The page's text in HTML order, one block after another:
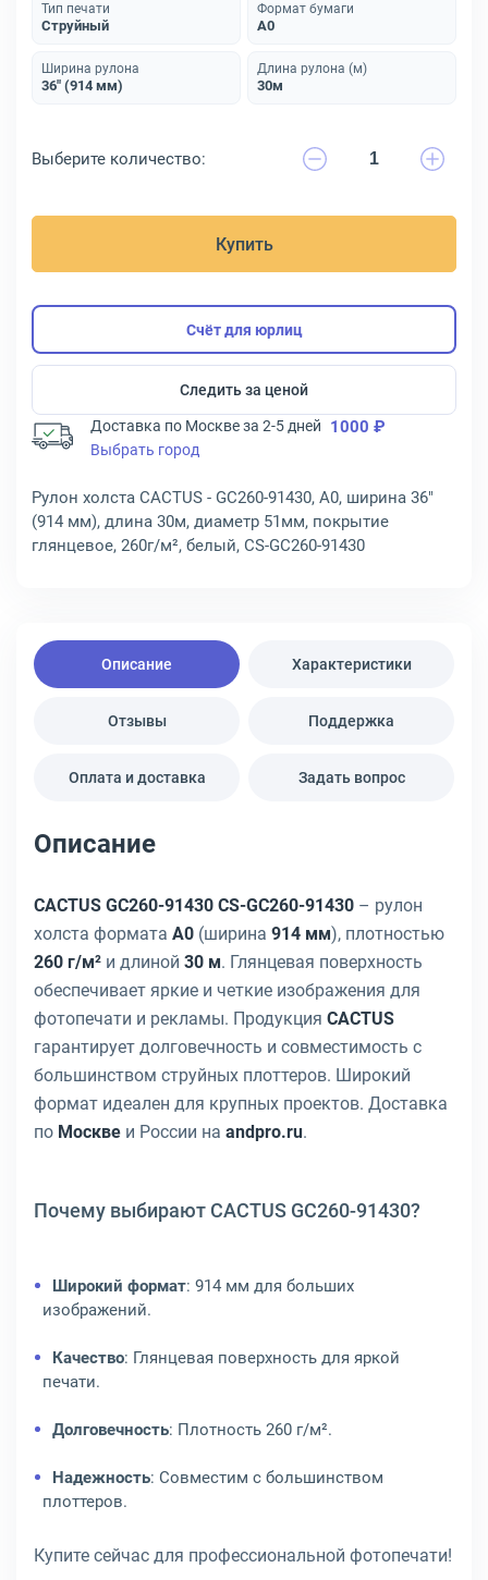
Тип печати
Струйный
Формат бумаги
A0
Ширина рулона
36" (914 мм)
Длина рулона (м)
30м
Выберите количество:
Купить
Счёт для юрлиц
Следить за ценой
Доставка по Москве за 2-5 дней 1000 ₽
Выбрать город
Рулон холста CACTUS - GC260-91430, A0, ширина 36"
(914 мм), длина 30м, диаметр 51мм, покрытие
глянцевое, 260г/м², белый, CS-GC260-91430
Описание Характеристики
Отзывы Поддержка
Оплата и доставка Задать вопрос
Описание
CACTUS GC260-91430 CS-GC260-91430 – рулон
холста формата A0 (ширина 914 мм), плотностью
260 г/м² и длиной 30 м. Глянцевая поверхность
обеспечивает яркие и четкие изображения для
фотопечати и рекламы. Продукция CACTUS
гарантирует долговечность и совместимость с
большинством струйных плоттеров. Широкий
формат идеален для крупных проектов. Доставка
по Москве и России на andpro.ru.
Почему выбирают CACTUS GC260-91430?
Широкий формат: 914 мм для больших
изображений.
Качество: Глянцевая поверхность для яркой
печати.
Долговечность: Плотность 260 г/м².
Надежность: Совместим с большинством
плоттеров.
Купите сейчас для профессиональной фотопечати!